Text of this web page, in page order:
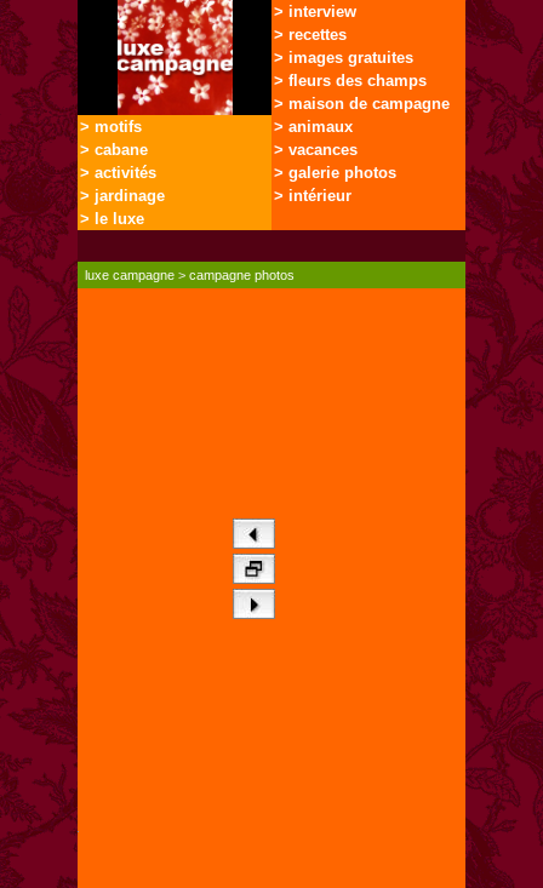
> interview
> recettes
> images gratuites
> fleurs des champs
> maison de campagne
> motifs
> cabane
> activités
> jardinage
> le luxe
> animaux
> vacances
> galerie photos
> intérieur
luxe campagne >campagne photos